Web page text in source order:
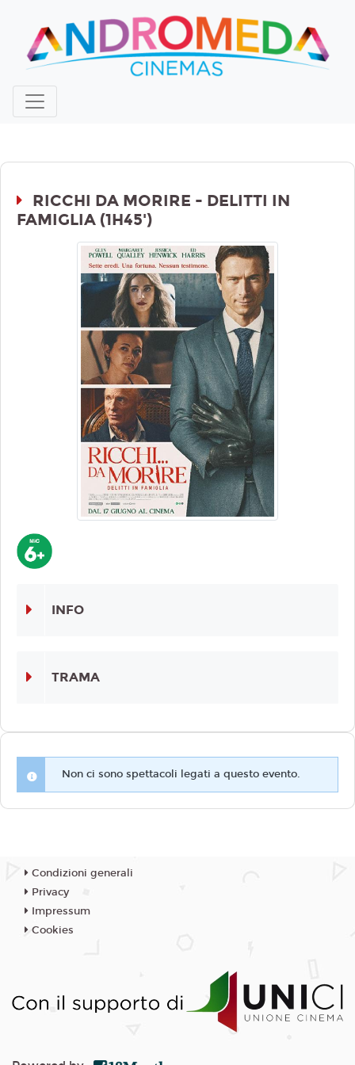
RICCHI DA MORIRE - DELITTI IN
FAMIGLIA (1H45')
INFO
TRAMA
Non ci sono spettacoli legati a questo evento.
Condizioni generali
Privacy
Impressum
Cookies